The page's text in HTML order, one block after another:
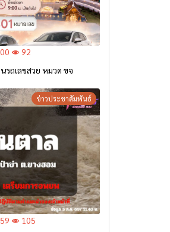
92
ถเลขสวย หมวด ขจ
ข่าวประชาสัมพันธ์
105